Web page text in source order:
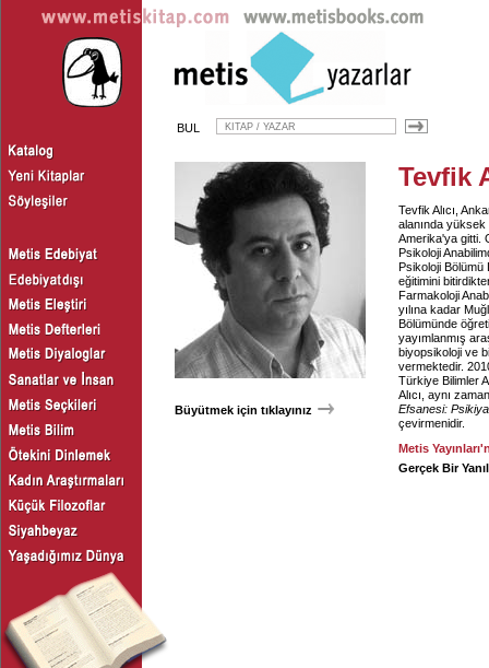
BUL
Büyütmek için tıklayınız
Tevfik
Tevfik Alıcı,
alanında
Amerika'ya gitti.
Psikoloji
Psikoloji Bölümü
eğitimini
Farmakoloji
yılına kadar
Bölümünde
yayımlanmış
biyopsikoloji ve
vermektedir.
Türkiye Bilimler
Alıcı, aynı
Efsanesi:
çevirmenidir.
Metis
Gerçek Bir